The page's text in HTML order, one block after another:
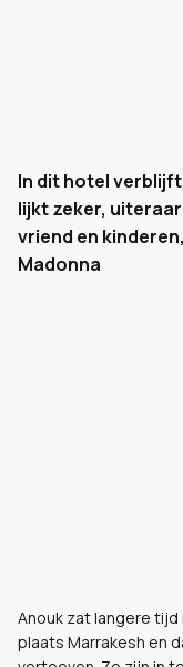
In dit hotel verblijft
lijkt zeker,
vriend en
Madonna
Anouk zat langere tijd
plaats Marrakesh en